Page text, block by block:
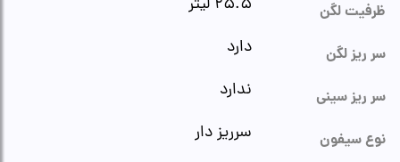
ظرفیت لگن
سر ریز لگن دارد
سر ریز سینی ندارد
نوع سیفون سرریز دار